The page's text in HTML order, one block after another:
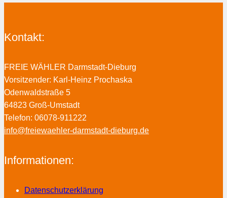
Kontakt:
FREIE WÄHLER Darmstadt-Dieburg
Vorsitzender: Karl-Heinz Prochaska
Odenwaldstraße 5
64823 Groß-Umstadt
Telefon: 06078-911222
info@freiewaehler-darmstadt-dieburg.de
Informationen:
Datenschutzerklärung